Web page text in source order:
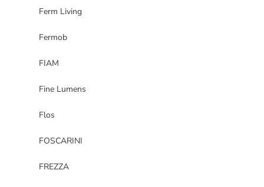
Ferm Living
Fermob
FIAM
Fine Lumens
Flos
FOSCARINI
FREZZA